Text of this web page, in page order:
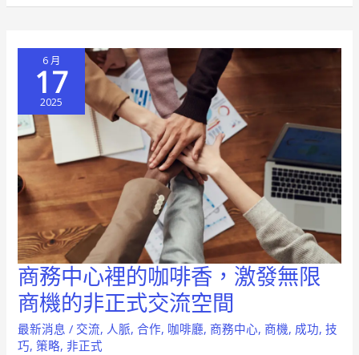
南
功
關
鍵
與
風
險
評
估
6 月
17
2025
商務中心裡的咖啡香，激發無限
商機的非正式交流空間
最新消息 / 交流, 人脈,合作, 咖啡廳, 商務中心, 商機, 成功,技
巧,策略,非正式
商
務
中
心